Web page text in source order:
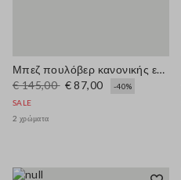
Μπεζ πουλόβερ κανονικής εφαρμογής από μίγμα βαμβακιού με καρό μοτίβο
€ 145,00 € 87,00
-40%
SALE
2 χρώματα